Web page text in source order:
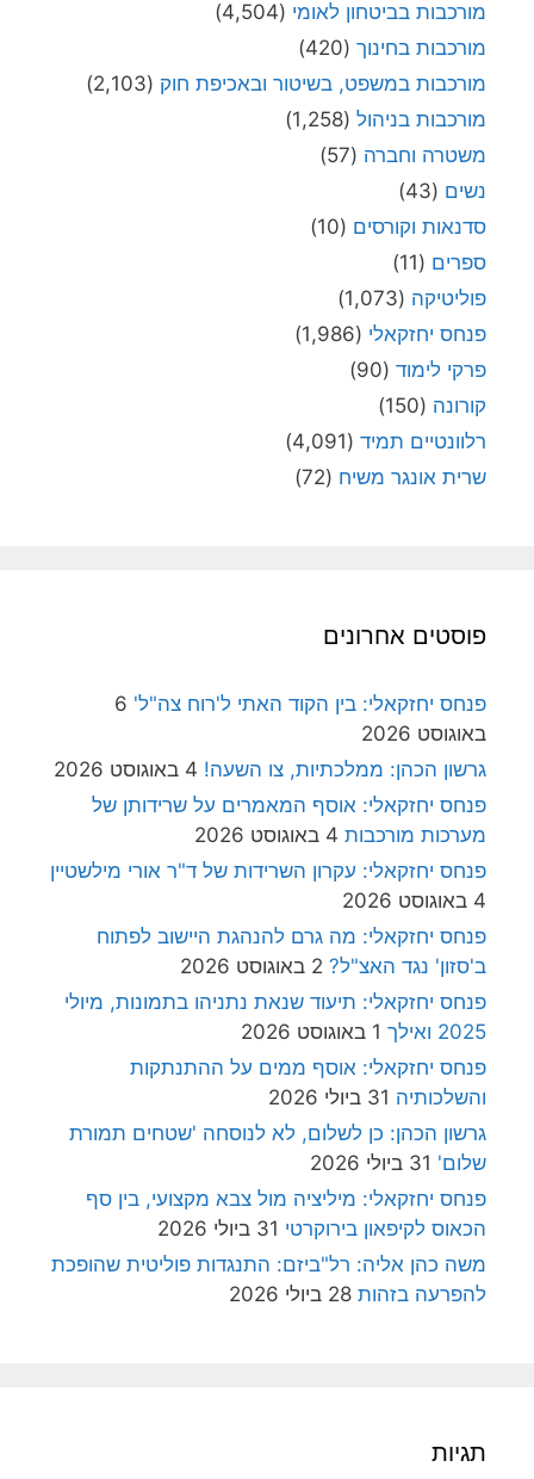
מורכבות בביטחון לאומי (4,504)
מורכבות בחינוך (420)
מורכבות במשפט, בשיטור ובאכיפת חוק (2,103)
מורכבות בניהול (1,258)
משטרה וחברה (57)
נשים (43)
סדנאות וקורסים (10)
ספרים (11)
פוליטיקה (1,073)
פנחס יחזקאלי (1,986)
פרקי לימוד (90)
קורונה (150)
רלוונטיים תמיד (4,091)
שרית אונגר משיח (72)
פוסטים אחרונים
פנחס יחזקאלי: בין הקוד האתי ל'רוח צה"ל' 6
באוגוסט 2026
גרשון הכהן: ממלכתיות, צו השעה! 4 באוגוסט 2026
פנחס יחזקאלי: אוסף המאמרים על שרידותן של
מערכות מורכבות 4 באוגוסט 2026
פנחס יחזקאלי: עקרון השרידות של ד"ר אורי מילשטיין
4 באוגוסט 2026
פנחס יחזקאלי: מה גרם להנהגת היישוב לפתוח
ב'סזון' נגד האצ"ל? 2 באוגוסט 2026
פנחס יחזקאלי: תיעוד שנאת נתניהו בתמונות, מיולי
2025 ואילך
1 באוגוסט 2026
פנחס יחזקאלי: אוסף ממים על ההתנתקות
והשלכותיה 31 ביולי 2026
גרשון הכהן: כן לשלום, לא לנוסחה 'שטחים תמורת
שלום' 31 ביולי 2026
פנחס יחזקאלי: מיליציה מול צבא מקצועי, בין סף
הכאוס לקיפאון בירוקרטי 31 ביולי 2026
משה כהן אליה: רל"ביזם: התנגדות פוליטית שהופכת
להפרעה בזהות 28 ביולי 2026
תגיות